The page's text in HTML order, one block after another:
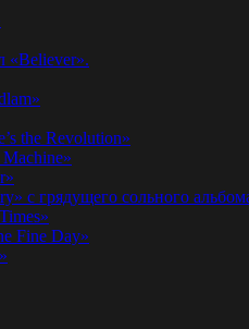
«Believer».
the Revolution»
с грядущего сольного
Fine Day»